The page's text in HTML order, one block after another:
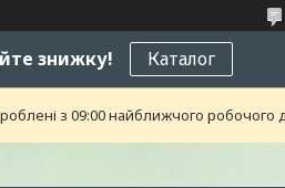
знижку! Каталог
з 09:00 найближчого робочого